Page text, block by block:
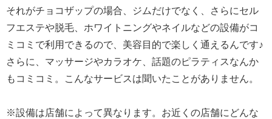
それがチョコザップの場合、ジムだけでなく、さらにセル
フエステや脱毛、ホワイトニングやネイルなどの設備がコ
ミコミで利用できるので、美容目的で楽しく通えるんです♪
さらに、マッサージやカラオケ、話題のピラティスなんか
もコミコミ。こんなサービスは聞いたことがありません。
※設備は店舗によって異なります。お近くの店舗にどんな